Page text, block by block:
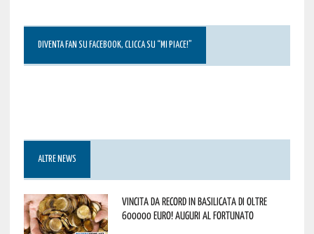
DIVENTA FAN SU FACEBOOK, CLICCA SU “MI PIACE!”
ALTRE NEWS
Vincita da record in Basilicata di oltre
600000 euro! Auguri al fortunato